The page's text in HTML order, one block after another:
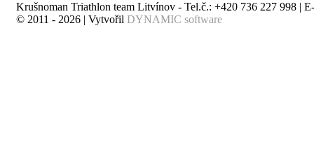
Krušnoman Triathlon team Litvínov - Tel.č.: +420 736 227 998 |
© 2011 - 2026 | Vytvořil DYNAMIC software